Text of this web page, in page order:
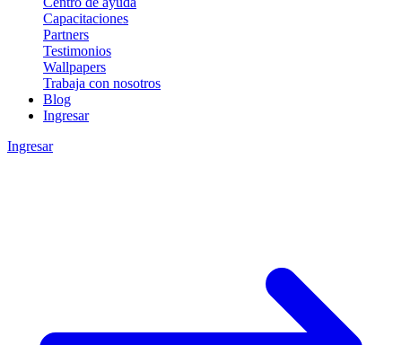
Capacitaciones
Partners
Testimonios
Wallpapers
Trabaja con nosotros
Blog
Ingresar
Ingresar